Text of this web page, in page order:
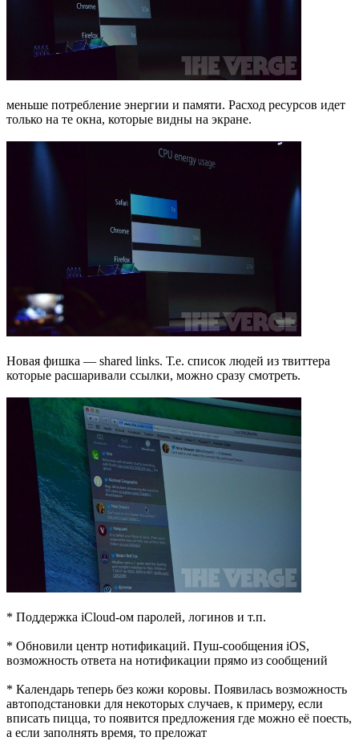
меньше потребление энергии и памяти. Расход ресурсов идет
только на те окна, которые видны на экране.
Новая фишка — shared links. Т.е. список людей из твиттера
которые расшаривали ссылки, можно сразу смотреть.
* Поддержка iCloud-ом паролей, логинов и т.п.
* Обновили центр нотификаций. Пуш-сообщения iOS,
возможность ответа на нотификации прямо из сообщений
* Календарь теперь без кожи коровы. Появилась возможность
автоподстановки для некоторых случаев, к примеру, если
вписать пицца, то появится предложения где можно её поесть,
а если заполнять время, то преложат